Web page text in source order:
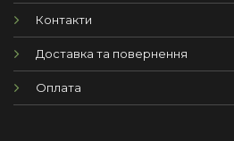
Контакти
Доставка та повернення
Оплата